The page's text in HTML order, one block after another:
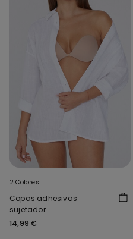
2 Colores
Copas adhesivas
sujetador
14,99 €